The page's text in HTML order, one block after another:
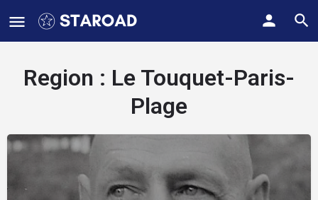
Region : Le Touquet-Paris-
Plage